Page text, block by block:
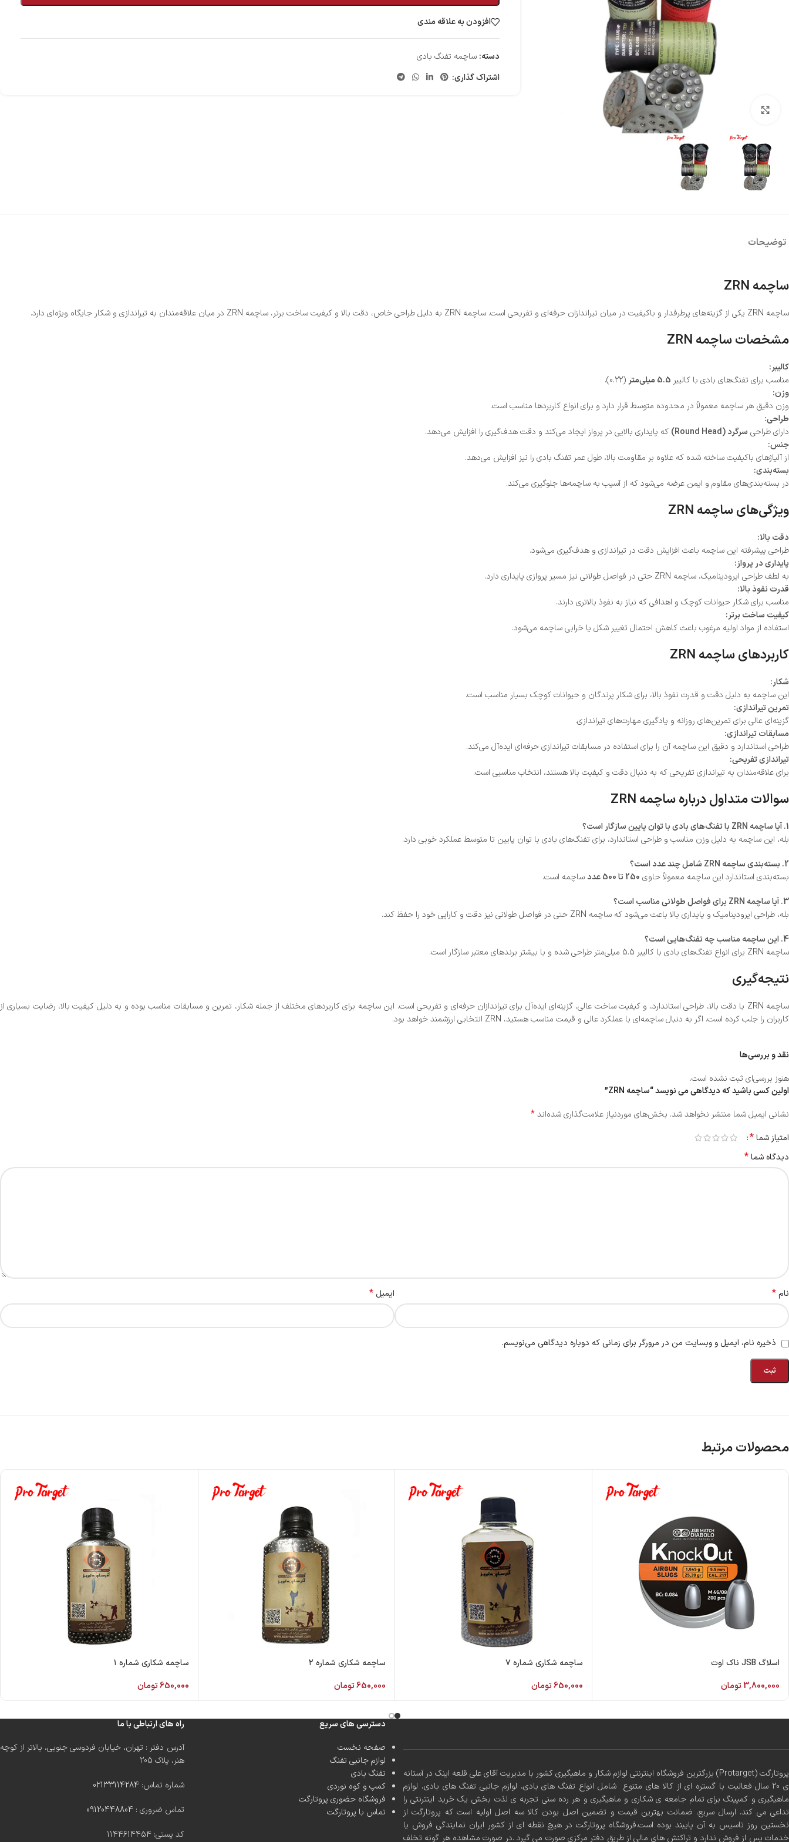
افزودن به علاقه مندی
دسته: ساچمه تفنگ بادی
اشتراک گذاری:
توضیحات
ساچمه ZRN
ساچمه ZRN یکی از گزینه‌های پرطرفدار و باکیفیت در میان تیراندازان حرفه‌ای و تفریحی است. ساچمه ZRN به دلیل طراحی خاص، دقت بالا و کیفیت ساخت برتر، ساچمه ZRN در میان علاقه‌مندان به تیراندازی و شکار جایگاه ویژه‌ای دارد.
مشخصات ساچمه ZRN
کالیبر:
مناسب برای تفنگ‌های بادی با کالیبر 5.5 میلی‌متر
(0.22).
وزن:
وزن دقیق هر ساچمه معمولاً در محدوده متوسط قرار دارد و برای انواع کاربردها مناسب است.
طراحی:
دارای طراحی سرگرد (Round Head)
که پایداری بالایی در پرواز ایجاد می‌کند و دقت هدف‌گیری را افزایش می‌دهد.
جنس:
از آلیاژهای باکیفیت ساخته شده که علاوه بر مقاومت بالا، طول عمر تفنگ بادی را نیز افزایش می‌دهد.
بسته‌بندی:
در بسته‌بندی‌های مقاوم و ایمن عرضه می‌شود که از آسیب به ساچمه‌ها جلوگیری می‌کند.
ویژگی‌های ساچمه ZRN
دقت بالا:
طراحی پیشرفته این ساچمه باعث افزایش دقت در تیراندازی و هدف‌گیری می‌شود.
پایداری در پرواز:
به لطف طراحی ایرودینامیک، ساچمه ZRN حتی در فواصل طولانی نیز مسیر پروازی پایداری دارد.
قدرت نفوذ بالا:
مناسب برای شکار حیوانات کوچک و اهدافی که نیاز به نفوذ بالاتری دارند.
کیفیت ساخت برتر:
استفاده از مواد اولیه مرغوب باعث کاهش احتمال تغییر شکل یا خرابی ساچمه می‌شود.
کاربردهای ساچمه ZRN
شکار:
این ساچمه به دلیل دقت و قدرت نفوذ بالا، برای شکار پرندگان و حیوانات کوچک بسیار مناسب است.
تمرین تیراندازی:
گزینه‌ای عالی برای تمرین‌های روزانه و یادگیری مهارت‌های تیراندازی.
مسابقات تیراندازی:
طراحی استاندارد و دقیق این ساچمه آن را برای استفاده در مسابقات تیراندازی حرفه‌ای ایده‌آل می‌کند.
تیراندازی تفریحی:
برای علاقه‌مندان به تیراندازی تفریحی که به دنبال دقت و کیفیت بالا هستند، انتخاب مناسبی است.
سوالات متداول درباره ساچمه ZRN
1. آیا ساچمه ZRN با تفنگ‌های بادی با توان پایین سازگار است؟
بله، این ساچمه به دلیل وزن مناسب و طراحی استاندارد، برای تفنگ‌های بادی با توان پایین تا متوسط عملکرد خوبی دارد.
2. بسته‌بندی ساچمه ZRN شامل چند عدد است؟
بسته‌بندی استاندارد این ساچمه معمولاً حاوی 250 تا 500 عدد
ساچمه است.
3. آیا ساچمه ZRN برای فواصل طولانی مناسب است؟
بله، طراحی ایرودینامیک و پایداری بالا باعث می‌شود که ساچمه ZRN حتی در فواصل طولانی نیز دقت و کارایی خود را حفظ کند.
4. این ساچمه مناسب چه تفنگ‌هایی است؟
ساچمه ZRN برای انواع تفنگ‌های بادی با کالیبر 5.5 میلی‌متر طراحی شده و با بیشتر برندهای معتبر سازگار است.
نتیجه‌گیری
ساچمه ZRN با دقت بالا، طراحی استاندارد، و کیفیت ساخت عالی، گزینه‌ای ایده‌آل برای تیراندازان حرفه‌ای و تفریحی است. این ساچمه برای کاربردهای مختلف از جمله شکار، تمرین و مسابقات مناسب بوده و به دلیل کیفیت بالا، رضایت بسیاری از
کاربران را جلب کرده است. اگر به دنبال ساچمه‌ای با عملکرد عالی و قیمت مناسب هستید، ZRN انتخابی ارزشمند خواهد بود.
نقد و بررسی‌ها
هنوز بررسی‌ای ثبت نشده است.
اولین کسی باشید که دیدگاهی می نویسد “ساچمه ZRN”
نشانی ایمیل شما منتشر نخواهد شد. بخش‌های موردنیاز علامت‌گذاری شده‌اند*
امتیاز شما*
دیدگاه شما*
نام* ایمیل *
ذخیره نام، ایمیل و وبسایت من در مرورگر برای زمانی که دوباره دیدگاهی می‌نویسم.
محصولات مرتبط
اسلاگ JSB ناک اوت
3,800,000تومان
ساچمه شکاری شماره ۷
650,000تومان
ساچمه شکاری شماره ۲
650,000تومان
ساچمه شکاری شماره ۱
650,000تومان
پروتارگت (Protarget) بزرگترین فروشگاه اینترنتی لوازم شکار و ماهیگیری کشور با مدیریت آقای علی قلعه اینک در آستانه
ی 20 سال فعالیت با گستره ای از کالا های متنوع شامل انواع تفنگ های بادی، لوازم جانبی تفنگ های بادی، لوازم
ماهیگیری و کمپینگ برای تمام جامعه ی شکاری و ماهیگیری و هر رده سنی تجربه ی لذت بخش یک خرید اینترنتی را
تداعی می کند. ارسال سریع، ضمانت بهترین قیمت و تضمین اصل بودن کالا سه اصل اولیه است که پروتارگت از
نخستین روز تاسیس به آن پایبند بوده است.فروشگاه پروتارگت در هیچ نقطه ای از کشور ایران نمایندگی فروش یا
خدمات پس از فروش ندارد و تراکنش های مالی از طریق دفتر مرکزی صورت می گیرد .در صورت مشاهده هر گونه تخلف
دسترسی های سریع
صفحه نخست
لوازم جانبی تفنگ
تفنگ بادی
کمپ و کوه نوردی
فروشگاه حضوری پروتارگت
تماس با پروتارگت
راه های ارتباطی با ما
آدرس دفتر : تهران، خیابان فردوسی جنوبی، بالاتر از کوچه
هنر، پلاک 205
شماره تماس: 02133114284
تماس ضروری : 09120448804
کد پستی: 1144614454